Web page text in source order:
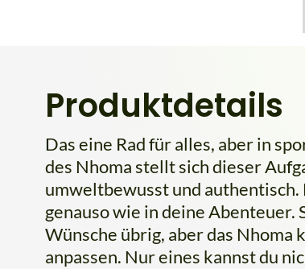
Produktdetails
Das eine Rad für alles, aber in
des Nhoma stellt sich dieser
umweltbewusst und authentisch.
genauso wie in deine Abenteuer.
Wünsche übrig, aber das Nhoma
anpassen. Nur eines kannst du